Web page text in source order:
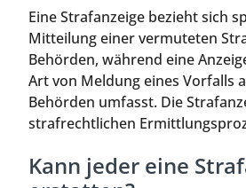
Eine Strafanzeige bezieht sich
Mitteilung einer vermuteten
Behörden, während eine
Art von Meldung eines Vorfalls
Behörden umfasst. Die
strafrechtlichen
Kann jeder eine